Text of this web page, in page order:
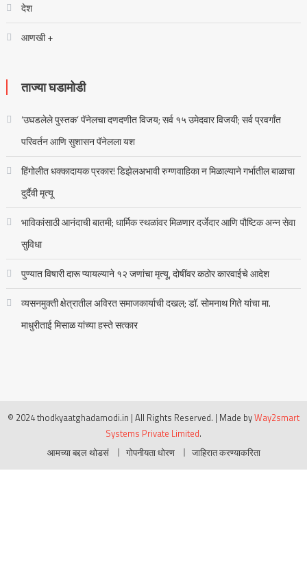
देश
आणखी +
ताज्या घडामोडी
‘उघडलेले पुस्तक’ पॅनेलचा दणदणीत विजय; सर्व १५ उमेदवार विजयी; सर्व प्रवर्गांत
परिवर्तन आणि सुशासन पॅनेलला यश
हिंगोलीत धक्कादायक प्रकार! डिझेलअभावी रुग्णवाहिका न मिळाल्याने गर्भातील बाळाचा
दुर्दैवी मृत्यू
भाविकांसाठी आनंदाची बातमी; धार्मिक स्थळांवर मिळणार दर्जेदार आणि पौष्टिक अन्न सेवा
सुविधा
पुण्यात विषारी दारू प्यायल्याने १२ जणांचा मृत्यू, दोषींवर कठोर कारवाईचे आदेश
व्यसनमुक्ती क्षेत्रातील अविरत समाजकार्याची दखल; डॉ. सोमनाथ गिते यांचा मा.
माधुरीताई मिसाळ यांच्या हस्ते सत्कार
© 2024 thodkyaatghadamodi.in | All Rights Reserved. | Made byWay2smart
Systems Private Limited.
आमच्या बद्दल थोडसं
गोपनीयता धोरण जाहिरात करण्याकरिता